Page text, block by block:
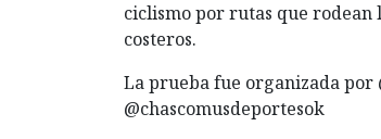
ciclismo por rutas que rodean
costeros.
La prueba fue organizada por
@chascomusdeportesok